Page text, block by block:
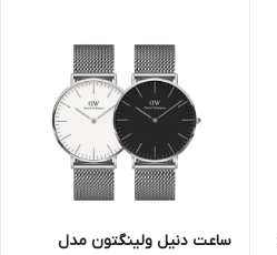
ساعت دنیل ولینگتون مدل